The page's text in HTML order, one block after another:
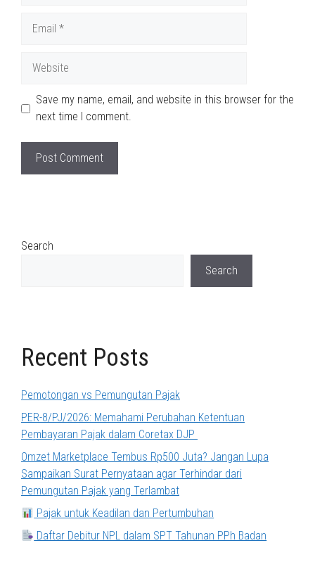
Save my name, email, and website in this browser for the
next time I comment.
Search
Search
Recent Posts
Pemotongan vs Pemungutan Pajak
PER-8/PJ/2026: Memahami Perubahan Ketentuan
Pembayaran Pajak dalam Coretax DJP
Omzet Marketplace Tembus Rp500 Juta? Jangan Lupa
Sampaikan Surat Pernyataan agar Terhindar dari
Pemungutan Pajak yang Terlambat
Pajak untuk Keadilan dan Pertumbuhan
Daftar Debitur NPL dalam SPT Tahunan PPh Badan